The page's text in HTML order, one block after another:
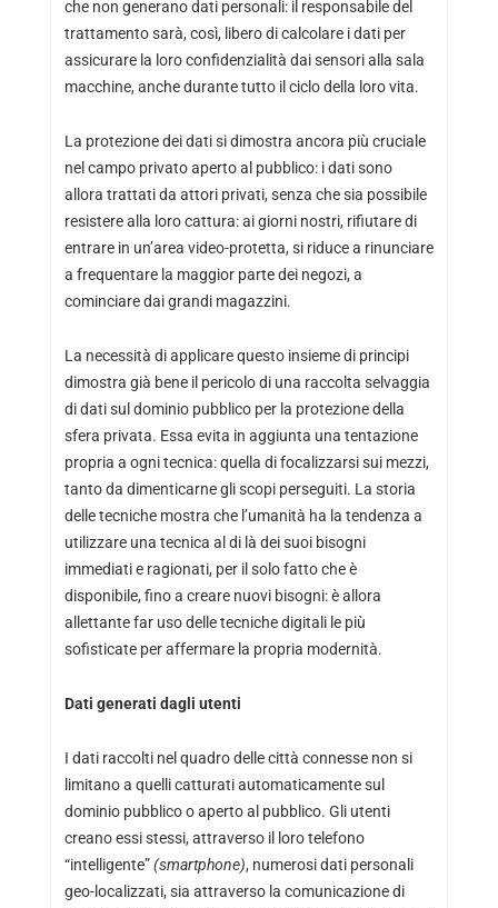
che non generano dati personali: il responsabile del
trattamento sarà, così, libero di calcolare i dati per
assicurare la loro confidenzialità dai sensori alla sala
macchine, anche durante tutto il ciclo della loro vita.
La protezione dei dati si dimostra ancora più cruciale
nel campo privato aperto al pubblico: i dati sono
allora trattati da attori privati, senza che sia possibile
resistere alla loro cattura: ai giorni nostri, rifiutare di
entrare in un’area video-protetta, si riduce a rinunciare
a frequentare la maggior parte dei negozi, a
cominciare dai grandi magazzini.
La necessità di applicare questo insieme di principi
dimostra già bene il pericolo di una raccolta selvaggia
di dati sul dominio pubblico per la protezione della
sfera privata. Essa evita in aggiunta una tentazione
propria a ogni tecnica: quella di focalizzarsi sui mezzi,
tanto da dimenticarne gli scopi perseguiti. La storia
delle tecniche mostra che l’umanità ha la tendenza a
utilizzare una tecnica al di là dei suoi bisogni
immediati e ragionati, per il solo fatto che è
disponibile, fino a creare nuovi bisogni: è allora
allettante far uso delle tecniche digitali le più
sofisticate per affermare la propria modernità.
Dati generati dagli utenti
I dati raccolti nel quadro delle città connesse non si
limitano a quelli catturati automaticamente sul
dominio pubblico o aperto al pubblico. Gli utenti
creano essi stessi, attraverso il loro telefono
“intelligente”(smartphone), numerosi dati personali
geo-localizzati, sia attraverso la comunicazione di